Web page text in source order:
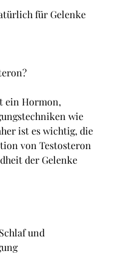
für Gelenke
ein Hormon,
wie
ist es wichtig, die
von Testosteron
der Gelenke
und